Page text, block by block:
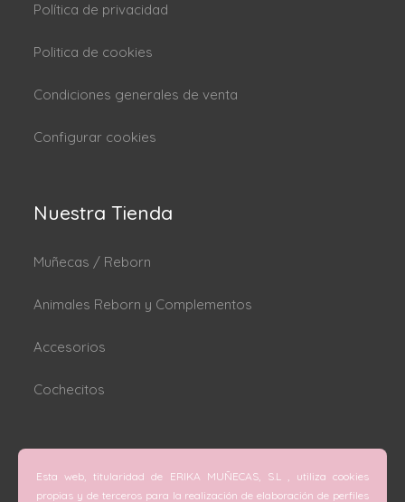
Política de privacidad
Politica de cookies
Condiciones generales de venta
Configurar cookies
Nuestra Tienda
Muñecas / Reborn
Animales Reborn y Complementos
Accesorios
Cochecitos
C/ San Vicente Mártir nº 74 (Valencia).
Esta web, titularidad de ERIKA MUÑECAS, S.L , utiliza cookies
propias y de terceros para la realización de elaboración de perfiles